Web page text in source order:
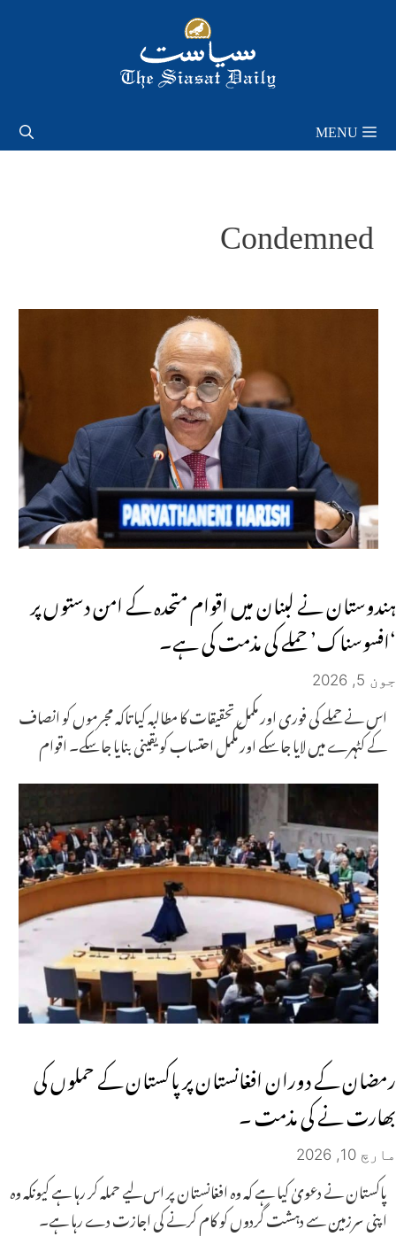
MENU
Condemned
ہندوستان نے لبنان میں اقوام متحدہ کے امن دستوں پر
‘افسوسناک’ حملے کی مذمت کی ہے۔
جون 5, 2026
اس نے حملے کی فوری اور مکمل تحقیقات کا مطالبہ کیا تاکہ مجرموں کو انصاف
کے کٹہرے میں لایا جا سکے اور مکمل احتساب کو یقینی بنایا جا سکے۔ اقوام
رمضان کے دوران افغانستان پر پاکستان کے حملوں کی
بھارت نے کی مذمت ۔
مارچ 10, 2026
پاکستان نے دعویٰ کیا ہے کہ وہ افغانستان پر اس لیے حملہ کر رہا ہے کیونکہ وہ
اپنی سرزمین سے دہشت گردوں کو کام کرنے کی اجازت دے رہا ہے۔